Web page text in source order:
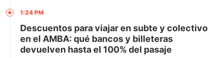
1:24 PM
Descuentos para viajar en subte y colectivo
en el AMBA: qué bancos y billeteras
devuelven hasta el 100% del pasaje